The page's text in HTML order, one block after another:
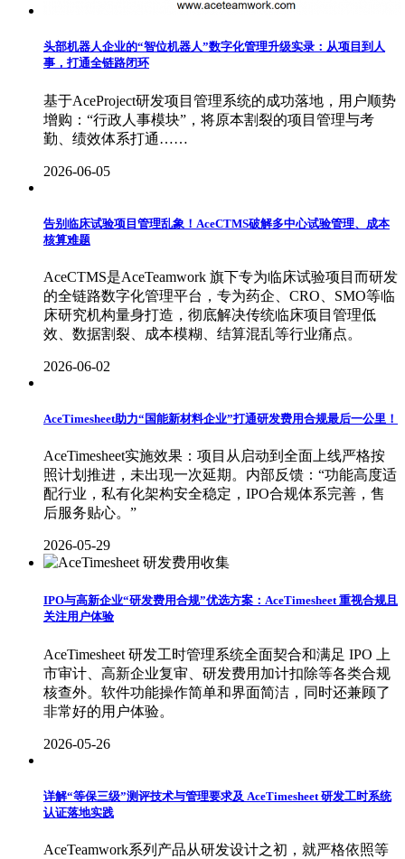
头部机器人企业的“智位机器人”数字化管理升级实录：从项目到人
事，打通全链路闭环
基于AceProject研发项目管理系统的成功落地，用户顺势
增购：“行政人事模块”，将原本割裂的项目管理与考
勤、绩效体系打通……
2026-06-05
告别临床试验项目管理乱象！AceCTMS破解多中心试验管理、成本
核算难题
AceCTMS是AceTeamwork 旗下专为临床试验项目而研发
的全链路数字化管理平台，专为药企、CRO、SMO等临
床研究机构量身打造，彻底解决传统临床项目管理低
效、数据割裂、成本模糊、结算混乱等行业痛点。
2026-06-02
AceTimesheet助力“国能新材料企业”打通研发费用合规最后一公里！
AceTimesheet实施效果：项目从启动到全面上线严格按
照计划推进，未出现一次延期。内部反馈：“功能高度适
配行业，私有化架构安全稳定，IPO合规体系完善，售
后服务贴心。”
2026-05-29
IPO与高新企业“研发费用合规”优选方案：AceTimesheet 重视合规且
关注用户体验
AceTimesheet 研发工时管理系统全面契合和满足 IPO 上
市审计、高新企业复审、研发费用加计扣除等各类合规
核查外。软件功能操作简单和界面简洁，同时还兼顾了
非常好的用户体验。
2026-05-26
详解“等保三级”测评技术与管理要求及 AceTimesheet 研发工时系统
认证落地实践
AceTeamwork系列产品从研发设计之初，就严格依照等